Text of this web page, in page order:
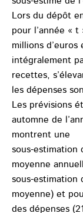
Lors du dépôt
pour l’année «
millions d’euros
intégralement
recettes,
les dépenses
Les prévisions
automne de
montrent une
sous-estimation
moyenne
sous-estimation
moyenne) et
des dépenses